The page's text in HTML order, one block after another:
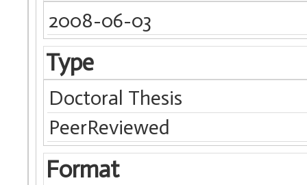
2008-06-03
Type
Doctoral Thesis
PeerReviewed
Format